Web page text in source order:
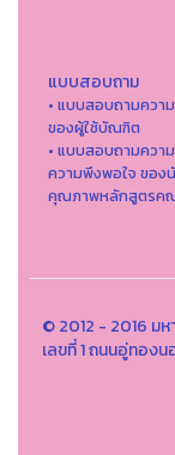
แบบสอบถาม
• แบบสอบถามควา
ของผู้ใช้บัณฑิต
• แบบสอบถามควา
ความพึงพอใจ ของ
คุณภาพหลักสูตรค
© 2012 - 2016 ม
เลขที่ 1 ถนนอู่ทอง